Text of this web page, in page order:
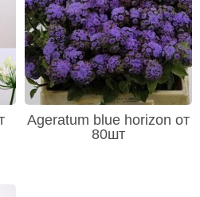
Ageratum blue horizon от
80шт